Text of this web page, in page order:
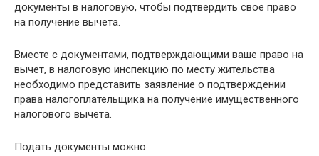
документы в налоговую, чтобы подтвердить свое право
на получение вычета.
Вместе с документами, подтверждающими ваше право на
вычет, в налоговую инспекцию по месту жительства
необходимо представить заявление о подтверждении
права налогоплательщика на получение имущественного
налогового вычета.
Подать документы можно: